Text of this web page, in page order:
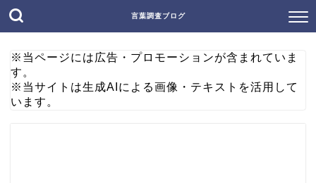
言葉調査ブログ
※当ページには広告・プロモーションが含まれていま
す。
※当サイトは生成AIによる画像・テキストを活用して
います。